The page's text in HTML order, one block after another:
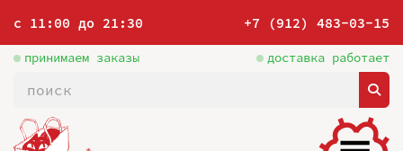
с 11:00 до 21:30 +7 (912) 483-03-15
принимаем заказы доставка работает